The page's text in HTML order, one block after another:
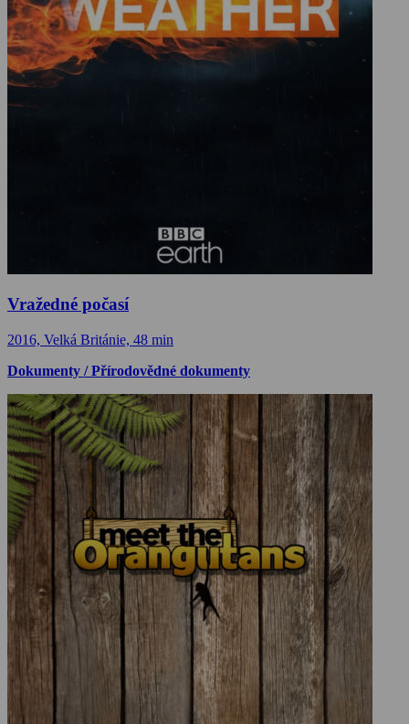
Vražedné počasí
2016, Velká Británie, 48 min
Dokumenty / Přírodovědné dokumenty